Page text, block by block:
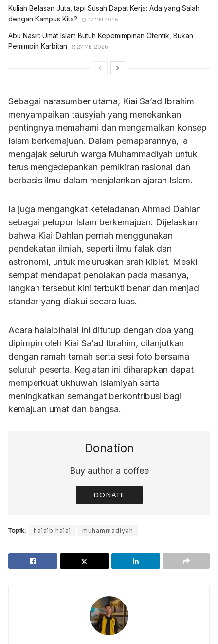
Kuliah Belasan Juta, tapi Susah Dapat Kerja: Ada yang Salah
dengan Kampus Kita?
27 MEI 2026
Abu Nasir: Umat Islam Butuh Kepemimpinan Otentik, Bukan
Pemimpin Karbitan
27 MEI 2026
Sebagai narasumber utama, Kiai Sa’ad Ibrahim
menyampaikan tausyiah yang menekankan
pentingnya memahami dan mengamalkan konsep
Islam berkemajuan. Dalam pemaparannya, ia
mengajak seluruh warga Muhammadiyah untuk
terus mengedepankan pemikiran rasional dan
berbasis ilmu dalam menjalankan ajaran Islam.
Ia juga mengangkat keteladanan Ahmad Dahlan
sebagai pelopor Islam berkemajuan. Dijelaskan
bahwa Kiai Dahlan pernah menggunakan
pendekatan ilmiah, seperti ilmu falak dan
astronomi, untuk meluruskan arah kiblat. Meski
sempat mendapat penolakan pada masanya,
langkah tersebut kini terbukti benar dan menjadi
standar yang diakui secara luas.
Acara halalbihalal ini ditutup dengan doa yang
dipimpin oleh Kiai Sa’ad Ibrahim, dilanjutkan
dengan ramah tamah serta sesi foto bersama
seluruh peserta. Kegiatan ini diharapkan dapat
memperkuat ukhuwah Islamiyah serta
meningkatkan semangat berkontribusi bagi
kemajuan umat dan bangsa.
Donation
Buy author a coffee
DONATE
Topik: halalbihalal muhammadiyah